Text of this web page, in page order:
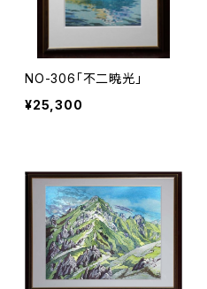
NO-306「不二暁光」
¥25,300